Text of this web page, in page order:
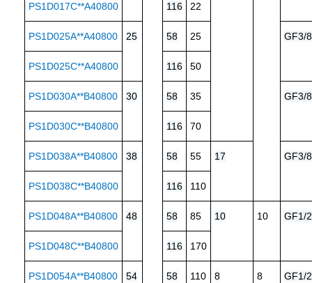
PS1D017C**A40800 116 22
PS1D025A**A40800 25 58 25 GF3/
PS1D025C**A40800 116 50
PS1D030A**B40800 30 58 35 GF3/
PS1D030C**B40800 116 70
PS1D038A**B40800 38 58 55 17 GF3/
PS1D038C**B40800 116 110
PS1D048A**B40800 48 58 85 10 10 GF1/
PS1D048C**B40800 116 170
PS1D054A**B40800 54 58 110 8 8 GF1/